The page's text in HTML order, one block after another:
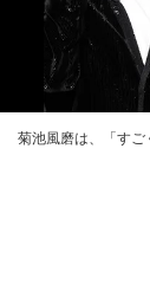
菊池風磨は、「すご